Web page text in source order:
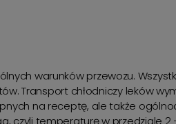
warunków przewozu.
Transport chłodniczy leków
na receptę, ale także
czyli temperaturę w przedziale